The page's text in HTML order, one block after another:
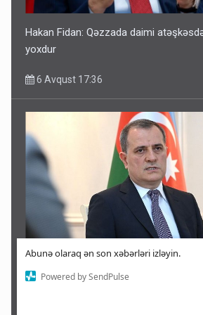
Abunə olaraq ən son xəbərləri izləyin.
Powered by SendPulse
Hakan Fidan: Qəzzada daimi
yoxdur
6 Avqust 17:36
Azərbaycan Ukraynanın ərazi